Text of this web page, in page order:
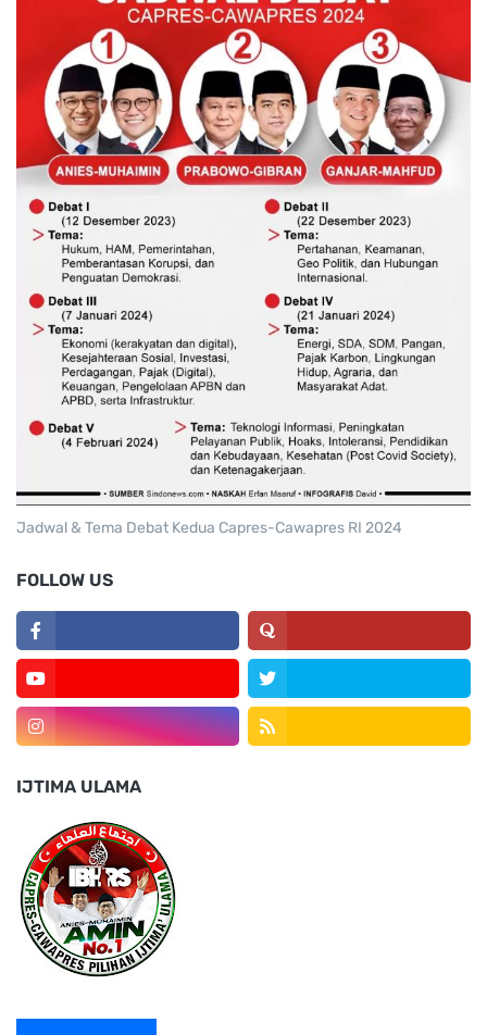
Jadwal & Tema Debat Kedua Capres-Cawapres RI 2024
FOLLOW US
IJTIMA ULAMA